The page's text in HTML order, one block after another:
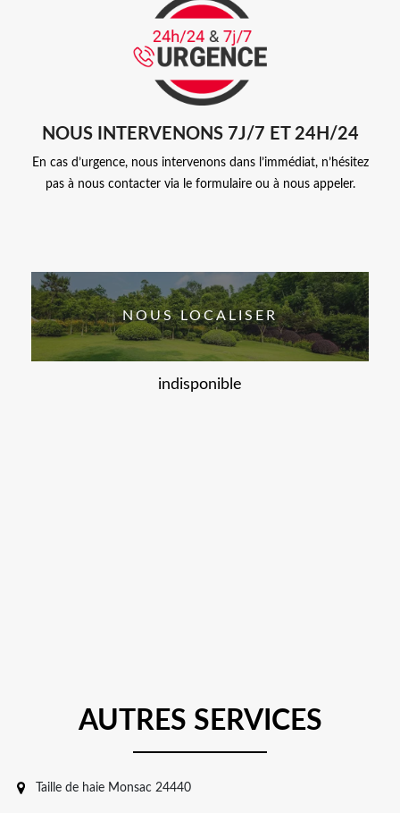
NOUS INTERVENONS 7J/7 ET 24H/24
En cas d’urgence, nous intervenons dans l’immédiat, n’hésitez
pas à nous contacter via le formulaire ou à nous appeler.
NOUS LOCALISER
indisponible
AUTRES SERVICES
Taille de haie Monsac 24440